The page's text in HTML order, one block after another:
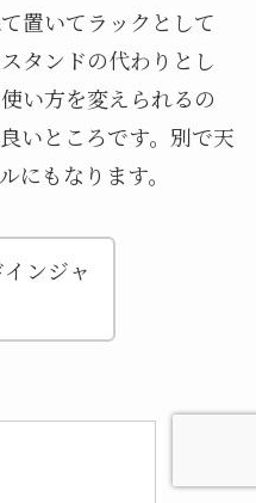
置いてラックとして
タンドの代わりとし
い方を変えられるの
いところです。別で天
にもなります。
ンジャ